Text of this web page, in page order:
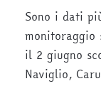
Sono i dati
il 2 giugno
Naviglio,